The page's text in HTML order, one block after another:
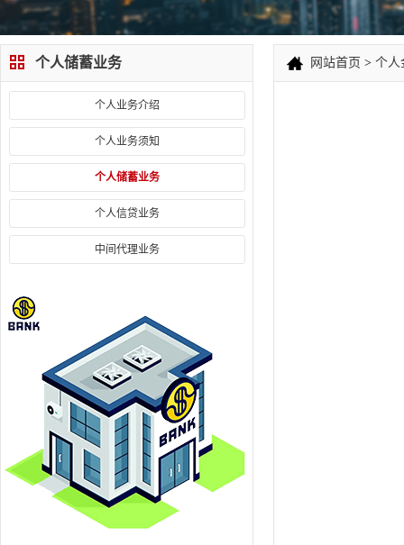
个人储蓄业务
个人业务介绍
个人业务须知
个人储蓄业务
个人信贷业务
中间代理业务
网站首页 > 个人